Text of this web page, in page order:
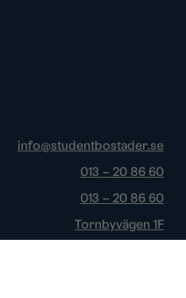
info@studentbostader.se
013 – 20 86 60
013 – 20 86 60
Tornbyvägen 1F